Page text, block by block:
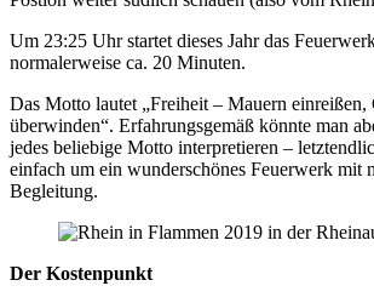
Um 23:25 Uhr startet dieses Jahr das
normalerweise ca. 20 Minuten.
Das Motto lautet „Freiheit – Mauern einreißen,
überwinden“. Erfahrungsgemäß könnte man
jedes beliebige Motto interpretieren –
einfach um ein wunderschönes Feuerwerk mit
Begleitung.
Der Kostenpunkt